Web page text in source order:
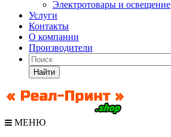
Электротовары и освещение
Услуги
Контакты
О компании
Производители
Найти
МЕНЮ